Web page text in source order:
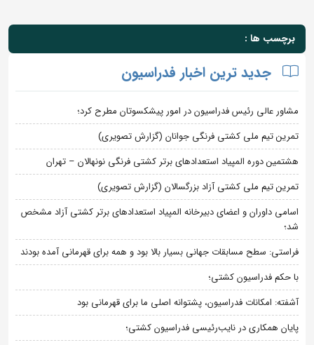
برچسب ها :
جدید ترین اخبار فدراسیون
مشاور عالی رئیس فدراسیون در امور پیشکسوتان مطرح کرد؛
تمرین تیم ملی کشتی فرنگی جوانان (گزارش تصویری)
هشتمین دوره المپیاد استعدادهای برتر کشتی فرنگی نونهالان – تهران
تمرین تیم ملی کشتی آزاد بزرگسالان (گزارش تصویری)
اسامی داوران و اعضای دبیرخانه المپیاد استعدادهای برتر کشتی آزاد مشخص
شد؛
فراستی: سطح مسابقات جهانی بسیار بالا بود و همه برای قهرمانی آمده بودند
با حکم فدراسیون کشتی؛
آشفته: امکانات فدراسیون، پشتوانه اصلی ما برای قهرمانی بود
پایان همکاری در نایب‌رئیسی فدراسیون کشتی؛